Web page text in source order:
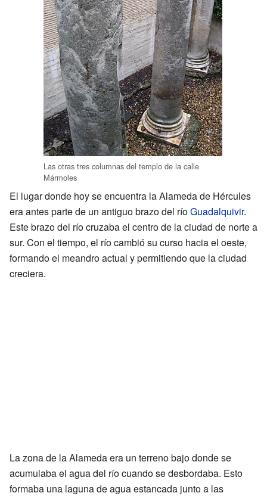
Las otras tres columnas del templo de la calle
Mármoles
El lugar donde hoy se encuentra la Alameda de Hércules
era antes parte de un antiguo brazo del ríoGuadalquivir.
Este brazo del río cruzaba el centro de la ciudad de norte a
sur. Con el tiempo, el río cambió su curso hacia el oeste,
formando el meandro actual y permitiendo que la ciudad
creciera.
La zona de la Alameda era un terreno bajo donde se
acumulaba el agua del río cuando se desbordaba. Esto
formaba una laguna de agua estancada junto a las